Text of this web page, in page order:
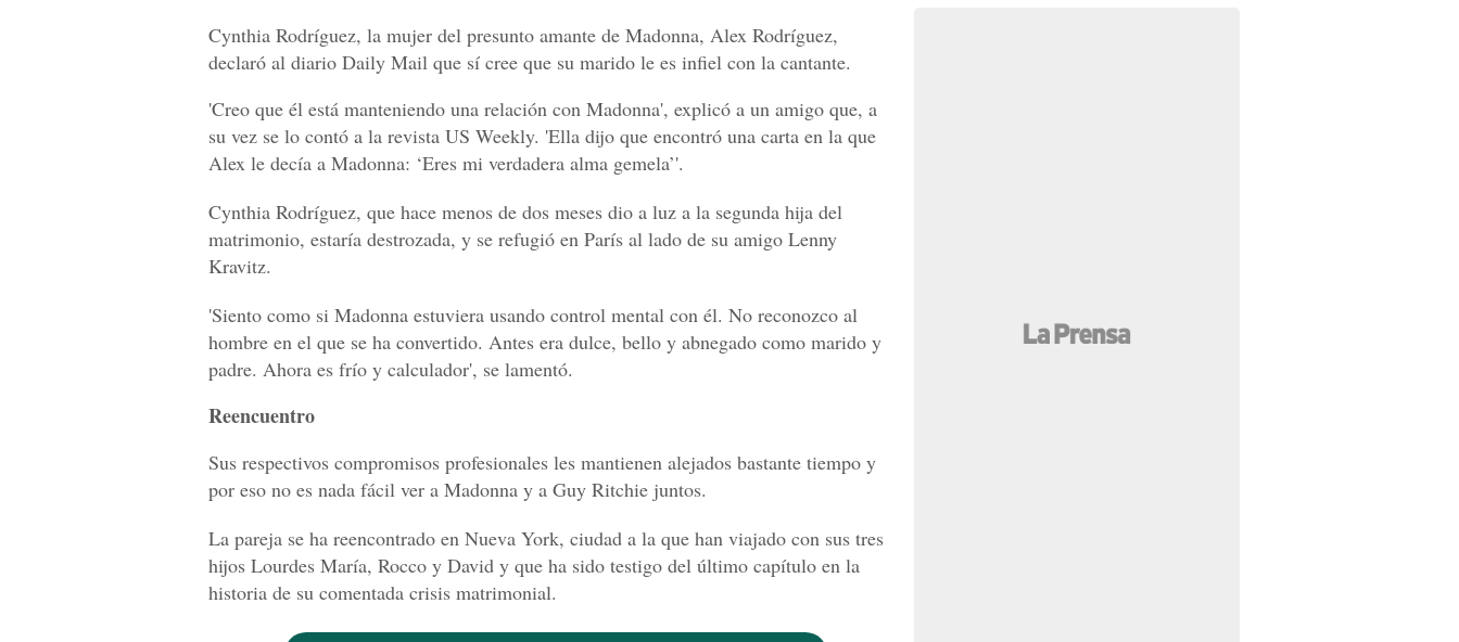
Cynthia Rodríguez, la mujer del presunto amante de Madonna, Alex Rodríguez,
declaró al diario Daily Mail que sí cree que su marido le es infiel con la cantante.
'Creo que él está manteniendo una relación con Madonna', explicó a un amigo que, a
su vez se lo contó a la revista US Weekly. 'Ella dijo que encontró una carta en la que
Alex le decía a Madonna: ‘Eres mi verdadera alma gemela’'.
Cynthia Rodríguez, que hace menos de dos meses dio a luz a la segunda hija del
matrimonio, estaría destrozada, y se refugió en París al lado de su amigo Lenny
Kravitz.
'Siento como si Madonna estuviera usando control mental con él. No reconozco al
hombre en el que se ha convertido. Antes era dulce, bello y abnegado como marido y
padre. Ahora es frío y calculador', se lamentó.
Reencuentro
Sus respectivos compromisos profesionales les mantienen alejados bastante tiempo y
por eso no es nada fácil ver a Madonna y a Guy Ritchie juntos.
La pareja se ha reencontrado en Nueva York, ciudad a la que han viajado con sus tres
hijos Lourdes María, Rocco y David y que ha sido testigo del último capítulo en la
historia de su comentada crisis matrimonial.